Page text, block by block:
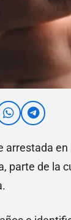
arrestada
parte de la